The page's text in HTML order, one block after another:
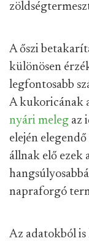
A őszi
különösen
legfontosabb
A kukoricának
nyári meleg az
elején
állnak elő ezek
napraforgó
Az adatokból